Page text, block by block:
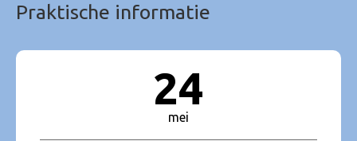
Praktische informatie
24
mei